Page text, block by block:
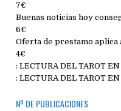
7€
Buenas noticias hoy
6€
Oferta de prestamo aplica
4€
: LECTURA DEL TAROT
: LECTURA DEL TAROT
Nº DE PUBLICACIONES